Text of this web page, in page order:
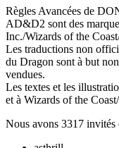
Règles Avancées de
AD&D2 sont des
Inc./Wizards of the
Les traductions non
du Dragon sont à but
vendues.
Les textes et les
et à Wizards of the
Nous avons 3317